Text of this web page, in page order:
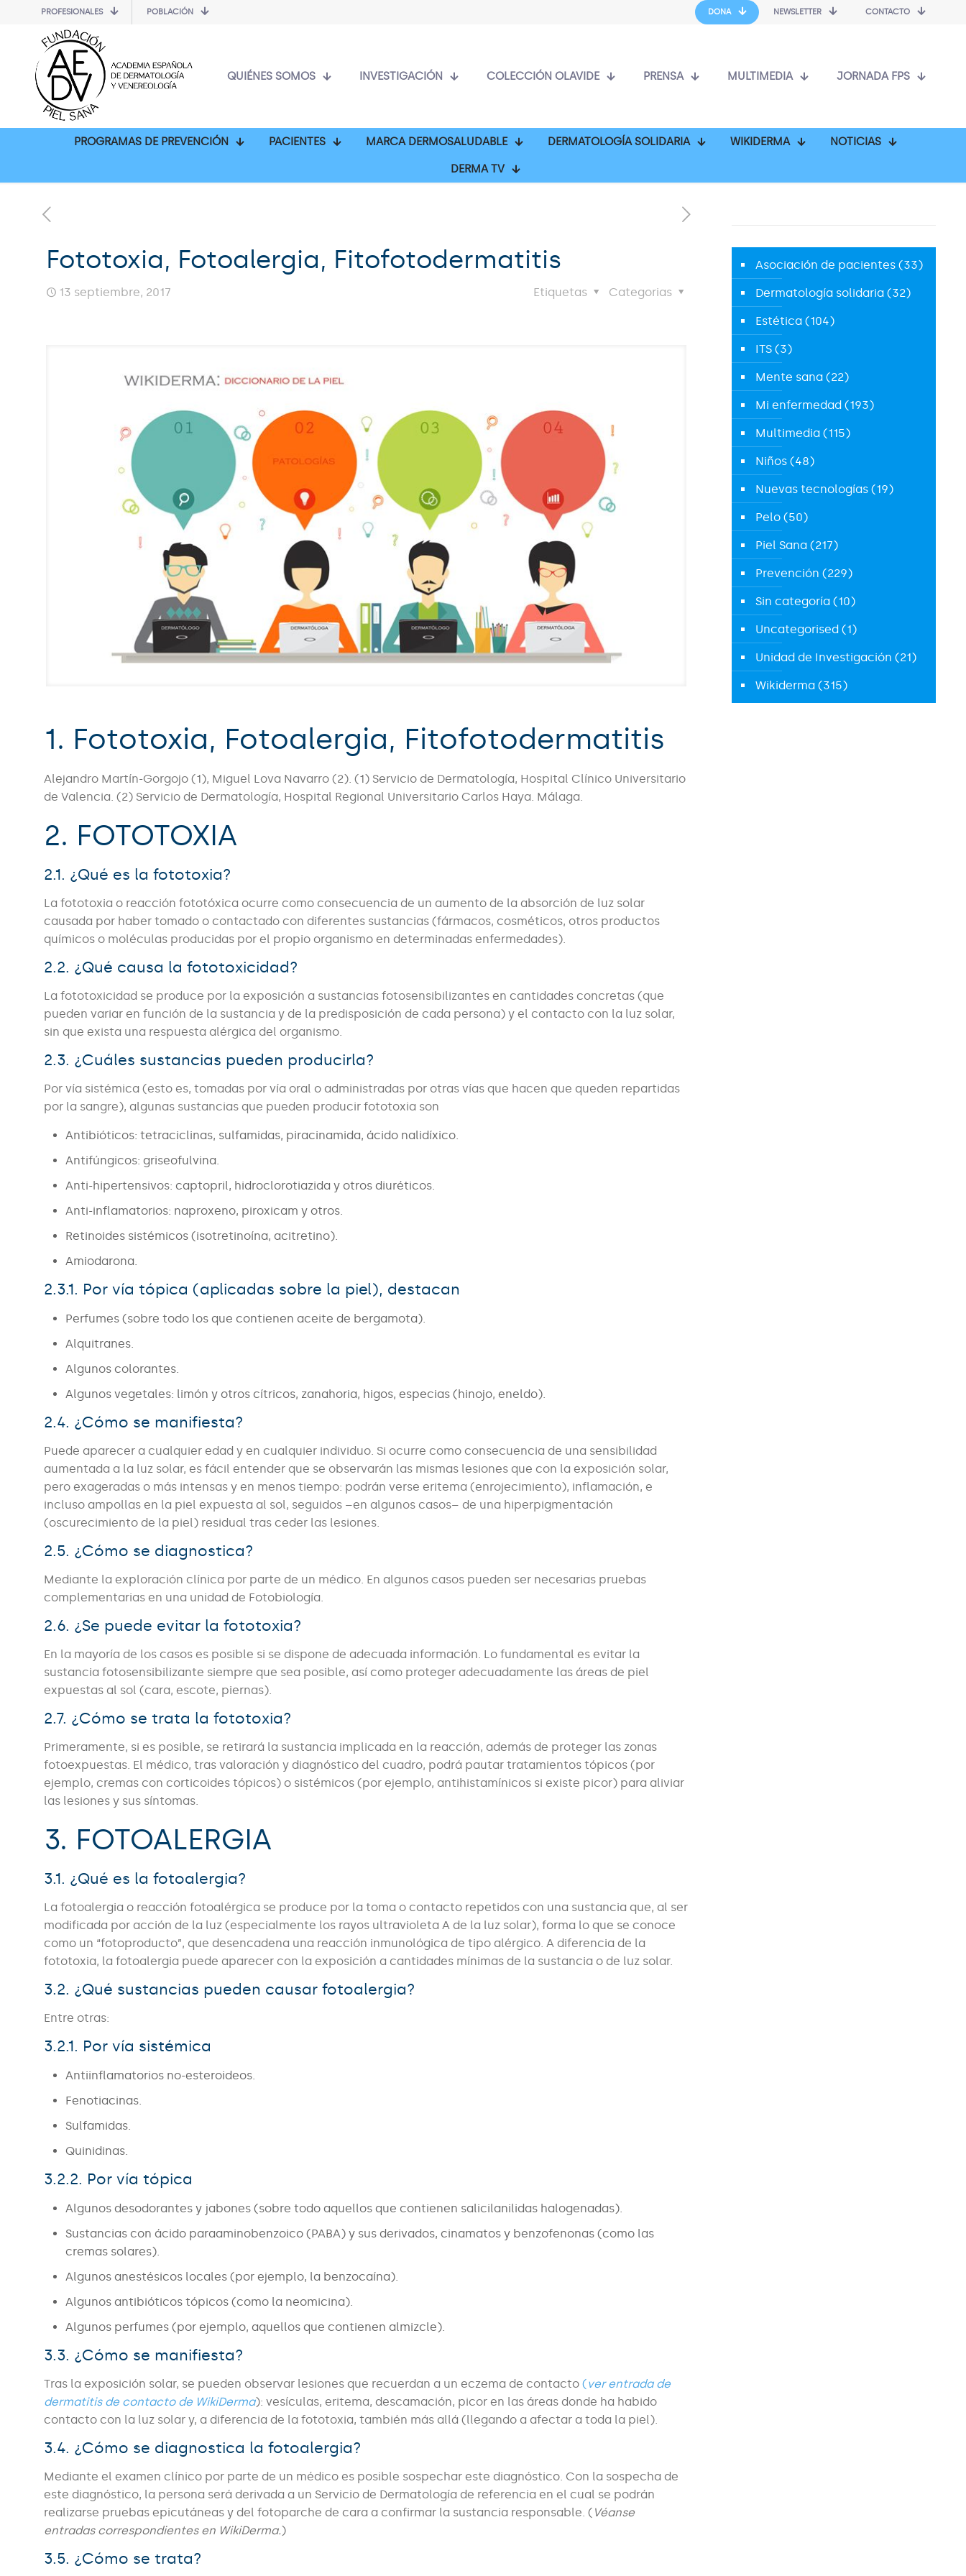
PROFESIONALES POBLACIÓN DONA NEWSLETTER CONTACTO
QUIÉNES SOMOS INVESTIGACIÓN COLECCIÓN OLAVIDE PRENSA MULTIMEDIA JORNADA FPS
PROGRAMAS DE PREVENCIÓN PACIENTES MARCA DERMOSALUDABLE DERMATOLOGÍA SOLIDARIA WIKIDERMA NOTICIAS
DERMA TV
Fototoxia, Fotoalergia, Fitofotodermatitis
13 septiembre, 2017 Categorias
Etiquetas
1. Fototoxia, Fotoalergia, Fitofotodermatitis
Alejandro Martín-Gorgojo (1), Miguel Lova Navarro (2). (1) Servicio de Dermatología, Hospital Clínico Universitario
de Valencia. (2) Servicio de Dermatología, Hospital Regional Universitario Carlos Haya. Málaga.
2. FOTOTOXIA
2.1. ¿Qué es la fototoxia?
La fototoxia o reacción fototóxica ocurre como consecuencia de un aumento de la absorción de luz solar
causada por haber tomado o contactado con diferentes sustancias (fármacos, cosméticos, otros productos
químicos o moléculas producidas por el propio organismo en determinadas enfermedades).
2.2. ¿Qué causa la fototoxicidad?
La fototoxicidad se produce por la exposición a sustancias fotosensibilizantes en cantidades concretas (que
pueden variar en función de la sustancia y de la predisposición de cada persona) y el contacto con la luz solar,
sin que exista una respuesta alérgica del organismo.
2.3. ¿Cuáles sustancias pueden producirla?
Por vía sistémica (esto es, tomadas por vía oral o administradas por otras vías que hacen que queden repartidas
por la sangre), algunas sustancias que pueden producir fototoxia son
Antibióticos: tetraciclinas, sulfamidas, piracinamida, ácido nalidíxico.
Antifúngicos: griseofulvina.
Anti-hipertensivos: captopril, hidroclorotiazida y otros diuréticos.
Anti-inflamatorios: naproxeno, piroxicam y otros.
Retinoides sistémicos (isotretinoína, acitretino).
Amiodarona.
2.3.1. Por vía tópica (aplicadas sobre la piel), destacan
Perfumes (sobre todo los que contienen aceite de bergamota).
Alquitranes.
Algunos colorantes.
Algunos vegetales: limón y otros cítricos, zanahoria, higos, especias (hinojo, eneldo).
2.4. ¿Cómo se manifiesta?
Puede aparecer a cualquier edad y en cualquier individuo. Si ocurre como consecuencia de una sensibilidad
aumentada a la luz solar, es fácil entender que se observarán las mismas lesiones que con la exposición solar,
pero exageradas o más intensas y en menos tiempo: podrán verse eritema (enrojecimiento), inflamación, e
incluso ampollas en la piel expuesta al sol, seguidos –en algunos casos– de una hiperpigmentación
(oscurecimiento de la piel) residual tras ceder las lesiones.
2.5. ¿Cómo se diagnostica?
Mediante la exploración clínica por parte de un médico. En algunos casos pueden ser necesarias pruebas
complementarias en una unidad de Fotobiología.
2.6. ¿Se puede evitar la fototoxia?
En la mayoría de los casos es posible si se dispone de adecuada información. Lo fundamental es evitar la
sustancia fotosensibilizante siempre que sea posible, así como proteger adecuadamente las áreas de piel
expuestas al sol (cara, escote, piernas).
2.7. ¿Cómo se trata la fototoxia?
Primeramente, si es posible, se retirará la sustancia implicada en la reacción, además de proteger las zonas
fotoexpuestas. El médico, tras valoración y diagnóstico del cuadro, podrá pautar tratamientos tópicos (por
ejemplo, cremas con corticoides tópicos) o sistémicos (por ejemplo, antihistamínicos si existe picor) para aliviar
las lesiones y sus síntomas.
3. FOTOALERGIA
3.1. ¿Qué es la fotoalergia?
La fotoalergia o reacción fotoalérgica se produce por la toma o contacto repetidos con una sustancia que, al ser
modificada por acción de la luz (especialmente los rayos ultravioleta A de la luz solar), forma lo que se conoce
como un “fotoproducto”, que desencadena una reacción inmunológica de tipo alérgico. A diferencia de la
fototoxia, la fotoalergia puede aparecer con la exposición a cantidades mínimas de la sustancia o de luz solar.
3.2. ¿Qué sustancias pueden causar fotoalergia?
Entre otras:
3.2.1. Por vía sistémica
Antiinflamatorios no-esteroideos.
Fenotiacinas.
Sulfamidas.
Quinidinas.
3.2.2. Por vía tópica
Algunos desodorantes y jabones (sobre todo aquellos que contienen salicilanilidas halogenadas).
Sustancias con ácido paraaminobenzoico (PABA) y sus derivados, cinamatos y benzofenonas (como las
cremas solares).
Algunos anestésicos locales (por ejemplo, la benzocaína).
Algunos antibióticos tópicos (como la neomicina).
Algunos perfumes (por ejemplo, aquellos que contienen almizcle).
3.3. ¿Cómo se manifiesta?
Tras la exposición solar, se pueden observar lesiones que recuerdan a un eczema de contacto(ver entrada de
dermatitis de contacto de WikiDerma): vesículas, eritema, descamación, picor en las áreas donde ha habido
contacto con la luz solar y, a diferencia de la fototoxia, también más allá (llegando a afectar a toda la piel).
3.4. ¿Cómo se diagnostica la fotoalergia?
Mediante el examen clínico por parte de un médico es posible sospechar este diagnóstico. Con la sospecha de
este diagnóstico, la persona será derivada a un Servicio de Dermatología de referencia en el cual se podrán
realizarse pruebas epicutáneas y del fotoparche de cara a confirmar la sustancia responsable. ( Véanse
entradas correspondientes en WikiDerma.)
3.5. ¿Cómo se trata?
Asociación de pacientes (33)
Dermatología solidaria (32)
Estética (104)
ITS (3)
Mente sana (22)
Mi enfermedad (193)
Multimedia (115)
Niños (48)
Nuevas tecnologías (19)
Pelo (50)
Piel Sana (217)
Prevención (229)
Sin categoría (10)
Uncategorised (1)
Unidad de Investigación (21)
Wikiderma (315)